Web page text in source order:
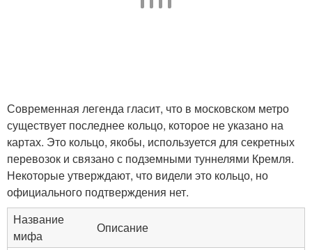
Современная легенда гласит, что в московском метро
существует последнее кольцо, которое не указано на
картах. Это кольцо, якобы, используется для секретных
перевозок и связано с подземными туннелями Кремля.
Некоторые утверждают, что видели это кольцо, но
официального подтверждения нет.
Название
мифа
Описание